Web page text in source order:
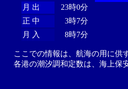
月 出
23時0分
正 中
3時7分
月 入
8時7分
ここでの情報は、航海の用に供
各港の潮汐調和定数は、海上保